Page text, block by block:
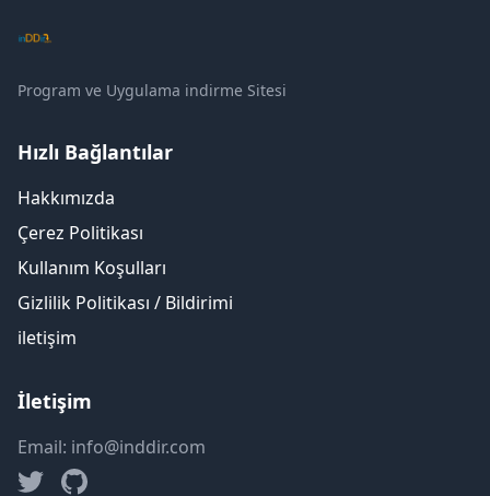
Program ve Uygulama indirme Sitesi
Hızlı Bağlantılar
Hakkımızda
Çerez Politikası
Kullanım Koşulları
Gizlilik Politikası / Bildirimi
iletişim
İletişim
Email: info@inddir.com